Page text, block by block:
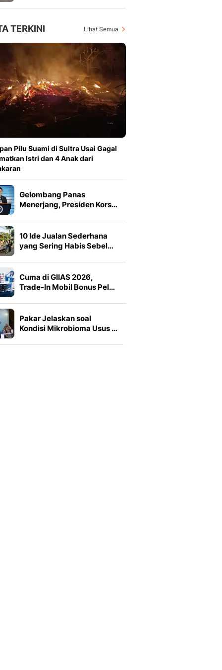
TERKINI Lihat Semua
Pilu Suami di Sultra Usai Gagal
Istri dan 4 Anak dari
Gelombang Panas
Menerjang, Presiden Kors…
10 Ide Jualan Sederhana
yang Sering Habis Sebel…
Cuma di GIIAS 2026,
Trade-In Mobil Bonus Pel…
Pakar Jelaskan soal
Kondisi Mikrobioma Usus …